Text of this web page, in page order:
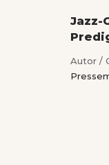
Jazz-
Autor /